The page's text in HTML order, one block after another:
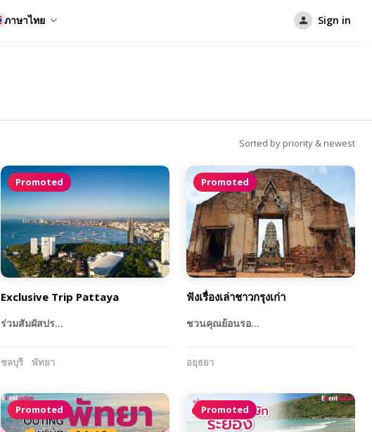
ภาษาไทย Sign in
Sorted by priority & newest
Promoted
Exclusive Trip Pattaya
ร่วมสัมผัสปร…
ชลบุรี พัทยา
Promoted
ฟังเรื่องเล่าชาวกรุงเก่า
ชวนคุณย้อนรอ…
อยุธยา
Promoted Promoted